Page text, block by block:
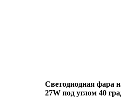
Светодиодная фара
27W под углом 40